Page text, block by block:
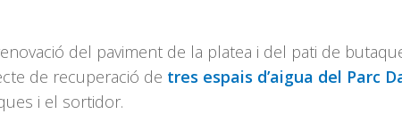
del paviment de la platea i del pati de
de recuperació de tres espais d’aigua del Parc
i el sortidor.